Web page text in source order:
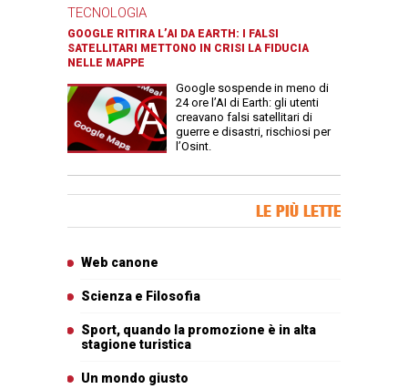
TECNOLOGIA
GOOGLE RITIRA L’AI DA EARTH: I FALSI
SATELLITARI METTONO IN CRISI LA FIDUCIA
NELLE MAPPE
Google sospende in meno di
24 ore l’AI di Earth: gli utenti
creavano falsi satellitari di
guerre e disastri, rischiosi per
l’Osint.
LE PIÙ LETTE
Web canone
Scienza e Filosofia
Sport, quando la promozione è in alta
stagione turistica
Un mondo giusto